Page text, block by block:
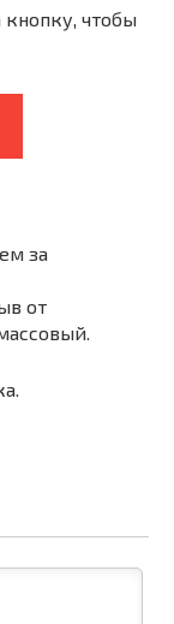
чтобы
за
от